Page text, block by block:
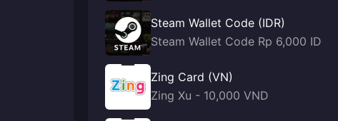
Steam Wallet Code (IDR)
Steam Wallet Code Rp 6,000 ID
Zing Card (VN)
Zing Xu - 10,000 VND